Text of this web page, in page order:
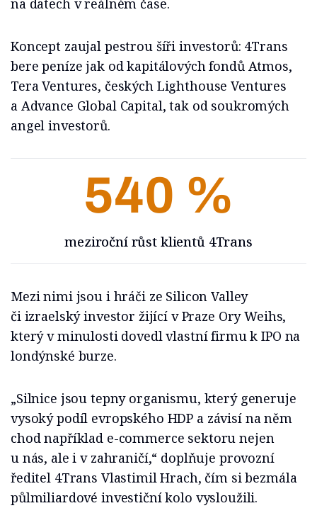
Koncept zaujal pestrou šíři investorů: 4Trans
bere peníze jak od kapitálových fondů Atmos,
Tera Ventures, českých Lighthouse Ventures
a Advance Global Capital, tak od soukromých
angel investorů.
540 %
meziroční růst klientů 4Trans
Mezi nimi jsou i hráči ze Silicon Valley
či izraelský investor žijící v Praze Ory Weihs,
který v minulosti dovedl vlastní firmu k IPO na
londýnské burze.
„Silnice jsou tepny organismu, který generuje
vysoký podíl evropského HDP a závisí na něm
chod například e-commerce sektoru nejen
u nás, ale i v zahraničí,“ doplňuje provozní
ředitel 4Trans Vlastimil Hrach, čím si bezmála
půlmiliardové investiční kolo vysloužili.